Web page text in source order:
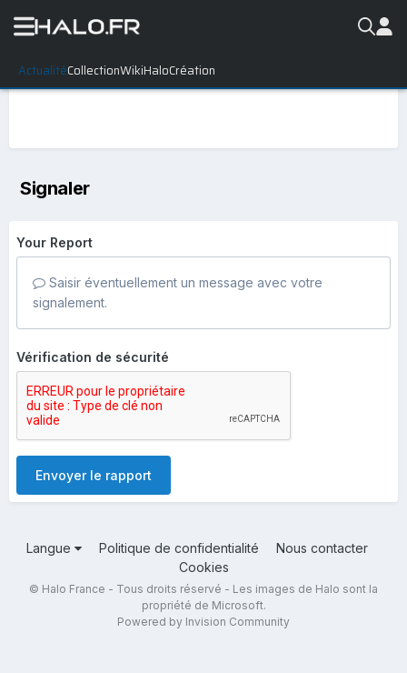
ActualitéCollectionWikiHaloCréation
Signaler
Your Report
Saisir éventuellement un message avec votre
signalement.
Vérification de sécurité
Envoyer le rapport
Langue Politique de confidentialité
Nous contacter
Cookies
© Halo France - Tous droits réservé - Les images de Halo sont la
propriété de Microsoft.
Powered by Invision Community